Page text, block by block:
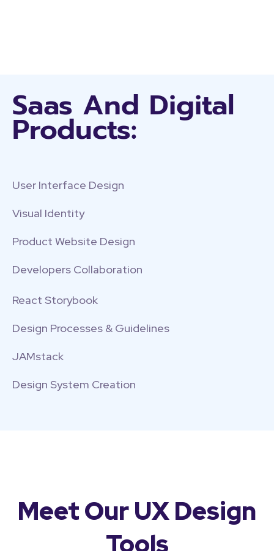
Saas And Digital
Products:
User Interface Design
Visual Identity
Product Website Design
Developers Collaboration
React Storybook
Design Processes & Guidelines
JAMstack
Design System Creation
Meet Our UX Design
Tools